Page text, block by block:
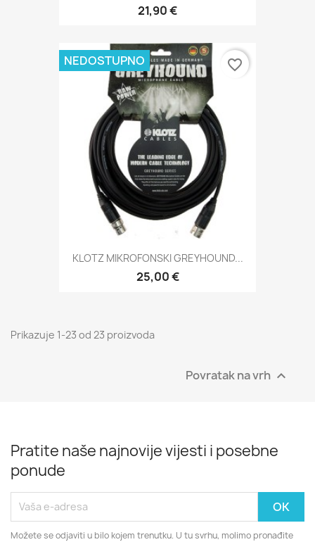
21,90 €
KLOTZ MIKROFONSKI GREYHOUND...
25,00 €
NEDOSTUPNO favorite_border
Prikazuje 1-23 od 23 proizvoda
Povratak na vrh 
Pratite naše najnovije vijesti i posebne
ponude
Možete se odjaviti u bilo kojem trenutku. U tu svrhu, molimo pronađite